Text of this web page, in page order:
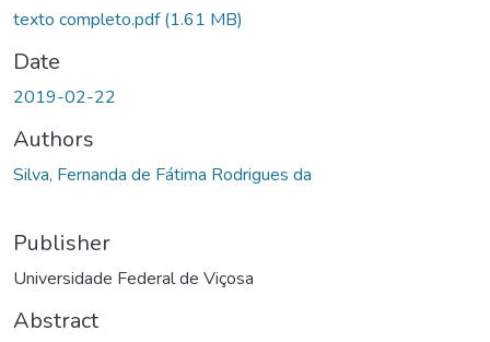
texto completo.pdf(1.61 MB)
Date
2019-02-22
Authors
Silva, Fernanda de Fátima Rodrigues da
Publisher
Universidade Federal de Viçosa
Abstract